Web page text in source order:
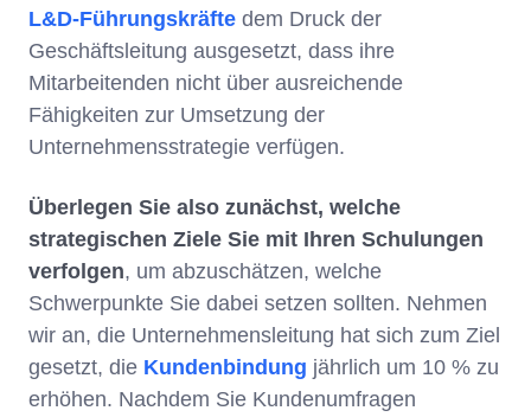
L&D-Führungskräfte dem Druck der
Geschäftsleitung ausgesetzt, dass ihre
Mitarbeitenden nicht über ausreichende
Fähigkeiten zur Umsetzung der
Unternehmensstrategie verfügen.
Überlegen Sie also zunächst, welche
strategischen Ziele Sie mit Ihren Schulungen
verfolgen, um abzuschätzen, welche
Schwerpunkte Sie dabei setzen sollten. Nehmen
wir an, die Unternehmensleitung hat sich zum Ziel
gesetzt, die Kundenbindung jährlich um 10 % zu
erhöhen. Nachdem Sie Kundenumfragen